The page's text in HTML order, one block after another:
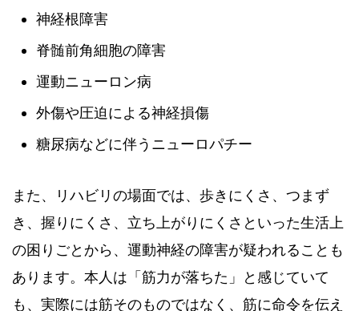
神経根障害
脊髄前角細胞の障害
運動ニューロン病
外傷や圧迫による神経損傷
糖尿病などに伴うニューロパチー
また、リハビリの場面では、歩きにくさ、つまず
き、握りにくさ、立ち上がりにくさといった生活上
の困りごとから、運動神経の障害が疑われることも
あります。本人は「筋力が落ちた」と感じていて
も、実際には筋そのものではなく、筋に命令を伝え